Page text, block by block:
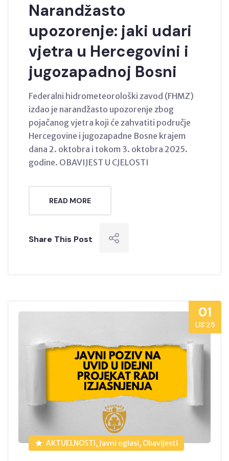
Narandžasto
upozorenje: jaki udari
vjetra u Hercegovini i
jugozapadnoj Bosni
Federalni hidrometeorološki zavod (FHMZ)
izdao je narandžasto upozorenje zbog
pojačanog vjetra koji će zahvatiti područje
Hercegovine i jugozapadne Bosne krajem
dana 2. oktobra i tokom 3. oktobra 2025.
godine. OBAVIJEST U CJELOSTI
READ MORE
Share This Post
01
LIS’25
AKTUELNOSTI, Javni oglasi, Obavijesti